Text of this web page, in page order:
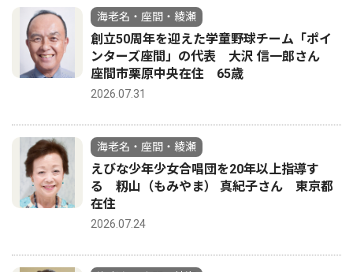
海老名・座間・綾瀬
創立50周年を迎えた学童野球チーム「ポイ
ンターズ座間」の代表 大沢 信一郎さん
座間市栗原中央在住 65歳
2026.07.31
海老名・座間・綾瀬
えびな少年少女合唱団を20年以上指導す
る 籾山（もみやま） 真紀子さん 東京都
在住
2026.07.24